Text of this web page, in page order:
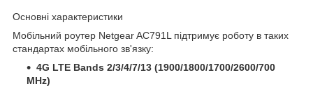
Основні характеристики
Мобільний роутер Netgear AC791L підтримує роботу в таких
стандартах мобільного зв'язку:
4G LTE Bands 2/3/4/7/13 (1900/1800/1700/2600/700
MHz)